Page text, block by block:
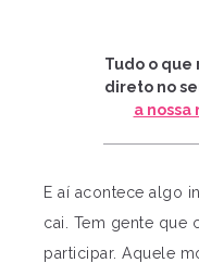
Tudo o que
direto no
a
E aí acontece algo
cai. Tem gente que
participar. Aquele